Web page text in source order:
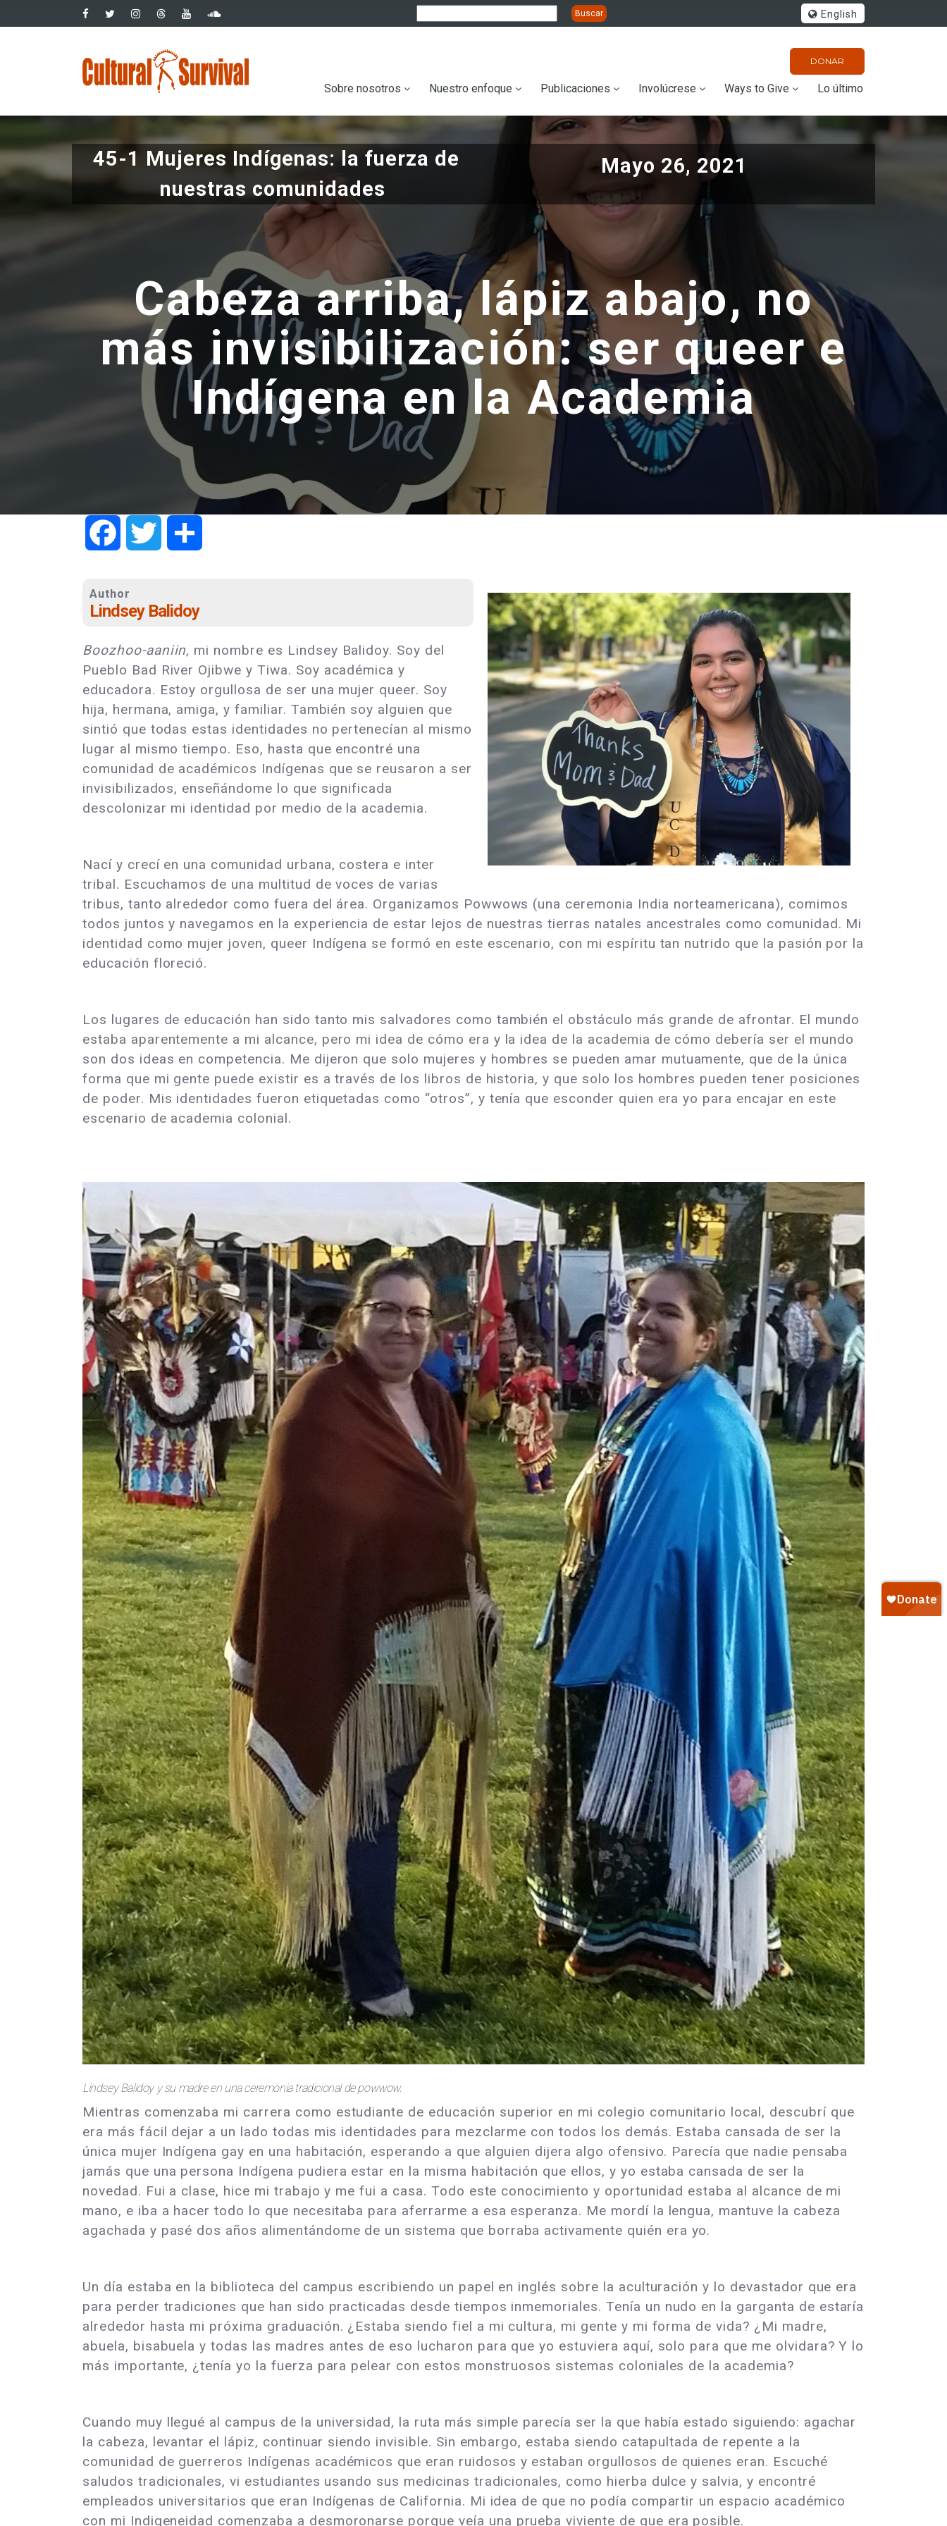
al
English
DONAR
navigation
Sobre nosotros Nuestro enfoque Publicaciones Involúcrese Ways to Give Lo último
45-1 Mujeres Indígenas: la fuerza de
nuestras comunidades
Mayo 26, 2021
Cabeza arriba, lápiz abajo, no
más invisibilización: ser queer e
Indígena en la Academia
FacebookTwitter
Author
Lindsey Balidoy
Boozhoo-aaniin, mi nombre es Lindsey Balidoy. Soy del
Pueblo Bad River Ojibwe y Tiwa. Soy académica y
educadora. Estoy orgullosa de ser una mujer queer. Soy
hija, hermana, amiga, y familiar. También soy alguien que
sintió que todas estas identidades no pertenecían al mismo
lugar al mismo tiempo. Eso, hasta que encontré una
comunidad de académicos Indígenas que se reusaron a ser
invisibilizados, enseñándome lo que significada
descolonizar mi identidad por medio de la academia.
Nací y crecí en una comunidad urbana, costera e inter
tribal. Escuchamos de una multitud de voces de varias
tribus, tanto alrededor como fuera del área. Organizamos Powwows (una ceremonia India norteamericana), comimos
todos juntos y navegamos en la experiencia de estar lejos de nuestras tierras natales ancestrales como comunidad. Mi
identidad como mujer joven, queer Indígena se formó en este escenario, con mi espíritu tan nutrido que la pasión por la
educación floreció.
Los lugares de educación han sido tanto mis salvadores como también el obstáculo más grande de afrontar. El mundo
estaba aparentemente a mi alcance, pero mi idea de cómo era y la idea de la academia de cómo debería ser el mundo
son dos ideas en competencia. Me dijeron que solo mujeres y hombres se pueden amar mutuamente, que de la única
forma que mi gente puede existir es a través de los libros de historia, y que solo los hombres pueden tener posiciones
de poder. Mis identidades fueron etiquetadas como “otros”, y tenía que esconder quien era yo para encajar en este
escenario de academia colonial.
Lindsey Balidoy y su madre en una ceremonia tradicional de powwow.
Mientras comenzaba mi carrera como estudiante de educación superior en mi colegio comunitario local, descubrí que
era más fácil dejar a un lado todas mis identidades para mezclarme con todos los demás. Estaba cansada de ser la
única mujer Indígena gay en una habitación, esperando a que alguien dijera algo ofensivo. Parecía que nadie pensaba
jamás que una persona Indígena pudiera estar en la misma habitación que ellos, y yo estaba cansada de ser la
novedad. Fui a clase, hice mi trabajo y me fui a casa. Todo este conocimiento y oportunidad estaba al alcance de mi
mano, e iba a hacer todo lo que necesitaba para aferrarme a esa esperanza. Me mordí la lengua, mantuve la cabeza
agachada y pasé dos años alimentándome de un sistema que borraba activamente quién era yo.
Un día estaba en la biblioteca del campus escribiendo un papel en inglés sobre la aculturación y lo devastador que era
para perder tradiciones que han sido practicadas desde tiempos inmemoriales. Tenía un nudo en la garganta de estaría
alrededor hasta mi próxima graduación. ¿Estaba siendo fiel a mi cultura, mi gente y mi forma de vida? ¿Mi madre,
abuela, bisabuela y todas las madres antes de eso lucharon para que yo estuviera aquí, solo para que me olvidara? Y lo
más importante, ¿tenía yo la fuerza para pelear con estos monstruosos sistemas coloniales de la academia?
Cuando muy llegué al campus de la universidad, la ruta más simple parecía ser la que había estado siguiendo: agachar
la cabeza, levantar el lápiz, continuar siendo invisible. Sin embargo, estaba siendo catapultada de repente a la
comunidad de guerreros Indígenas académicos que eran ruidosos y estaban orgullosos de quienes eran. Escuché
saludos tradicionales, vi estudiantes usando sus medicinas tradicionales, como hierba dulce y salvia, y encontré
empleados universitarios que eran Indígenas de California. Mi idea de que no podía compartir un espacio académico
con mi Indigeneidad comenzaba a desmoronarse porque veía una prueba viviente de que era posible.